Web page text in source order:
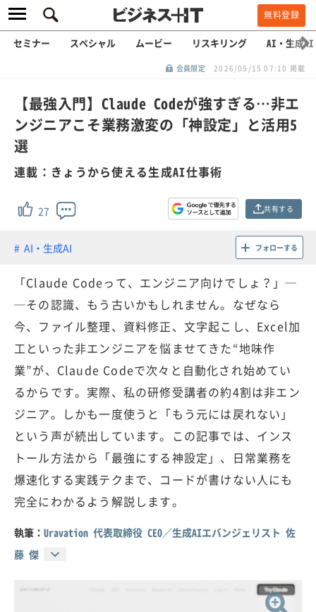
無料登録
セミナー スペシャル ムービー リスキリング AI・生成AI
会員限定 2026/05/15 07:10 掲載
【最強入門】Claude Codeが強すぎる…非エ
ンジニアこそ業務激変の「神設定」と活用5
選
連載：きょうから使える生成AI仕事術
27 共有する
AI・生成AI フォローする
「Claude Codeって、エンジニア向けでしょ？」─
─その認識、もう古いかもしれません。なぜなら
今、ファイル整理、資料修正、文字起こし、Excel加
工といった非エンジニアを悩ませてきた“地味作
業”が、Claude Codeで次々と自動化され始めてい
るからです。実際、私の研修受講者の約4割は非エン
ジニア。しかも一度使うと「もう元には戻れない」
という声が続出しています。この記事では、インス
トール方法から「最強にする神設定」、日常業務を
爆速化する実践テクまで、コードが書けない人にも
完全にわかるよう解説します。
執筆： Uravation 代表取締役 CEO／生成AIエバンジェリスト 佐
藤 傑